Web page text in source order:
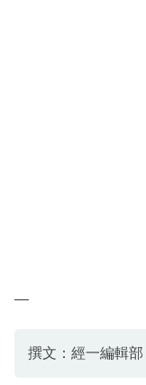
—
撰文：經一編輯部